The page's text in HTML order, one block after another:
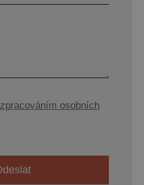
zpracováním osobních